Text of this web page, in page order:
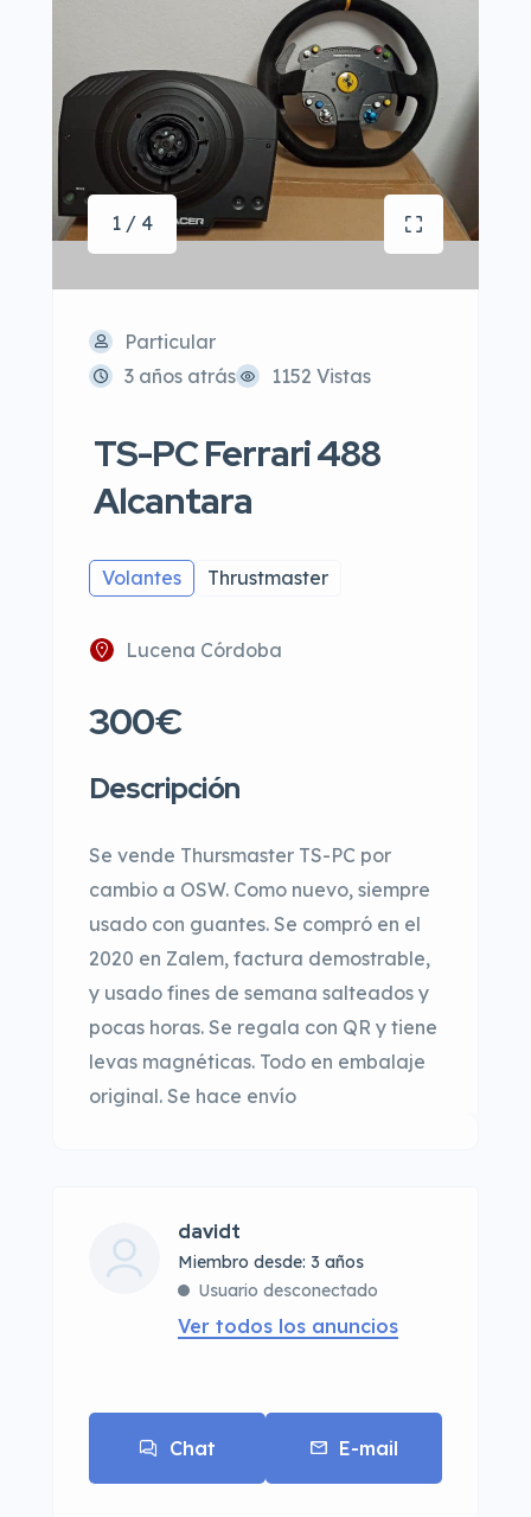
1 / 4
Particular
3 años atrás
1152 Vistas
TS-PC Ferrari 488
Alcantara
Volantes Thrustmaster
Lucena Córdoba
300€
Descripción
Se vende Thursmaster TS-PC por
cambio a OSW. Como nuevo, siempre
usado con guantes. Se compró en el
2020 en Zalem, factura demostrable,
y usado fines de semana salteados y
pocas horas. Se regala con QR y tiene
levas magnéticas. Todo en embalaje
original. Se hace envío
davidt
Miembro desde: 3 años
Usuario desconectado
Ver todos los anuncios
Chat E-mail